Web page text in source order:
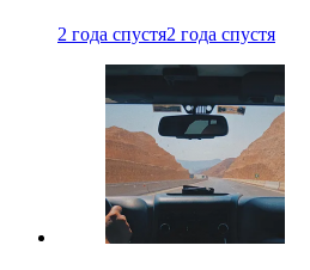
2 года спустя2 года спустя